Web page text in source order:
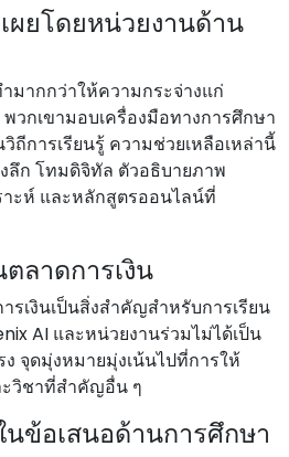
ผยโดยหน่วยงานด้าน
มากกว่าให้ความกระจ่างแก่
กเขามอบเครื่องมือทางการศึกษา
การเรียนรู้ ความช่วยเหลือเหล่านี้
ลึก โทมดิจิทัล ตัวอธิบายภาพ
าะห์ และหลักสูตรออนไลน์ที่
ลาดการเงิน
เงินเป็นสิ่งสําคัญสําหรับการเรียน
AI และหน่วยงานร่วมไม่ได้เป็น
จุดมุ่งหมายมุ่งเน้นไปที่การให้
วิชาที่สําคัญอื่น ๆ
ข้อเสนอด้านการศึกษา